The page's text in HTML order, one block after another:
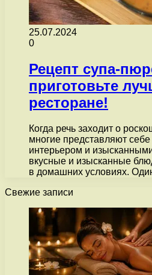
25.07.2024
0
Рецепт супа-
приготовьте
ресторане!
Когда речь заходит о
многие представляют
интерьером и
вкусные и изысканные
в домашних условиях.
Свежие записи